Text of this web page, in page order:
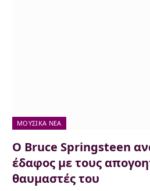
ΜΟΥΣΙΚΆ ΝΈΑ
Ο Bruce Springsteen
έδαφος με τους
θαυμαστές του